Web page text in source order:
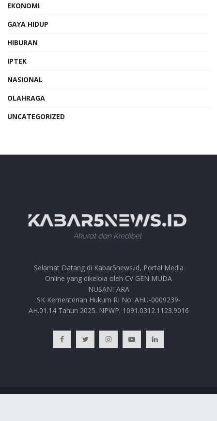
EKONOMI
GAYA HIDUP
HIBURAN
IPTEK
NASIONAL
OLAHRAGA
UNCATEGORIZED
Selamat Datang di Kabar5news.id, Portal Media
Online yang dikelola oleh CV GEN MUDA
NUSANTARA
SK Kementerian Hukum RI No: AHU-0009239-
AH.01.14 Tahun 2025. NPWP: 1091.0312.1123.9016